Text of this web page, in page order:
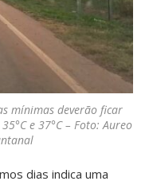
mínimas deverão ficar
e 37°C – Foto: Aureo
dias indica uma